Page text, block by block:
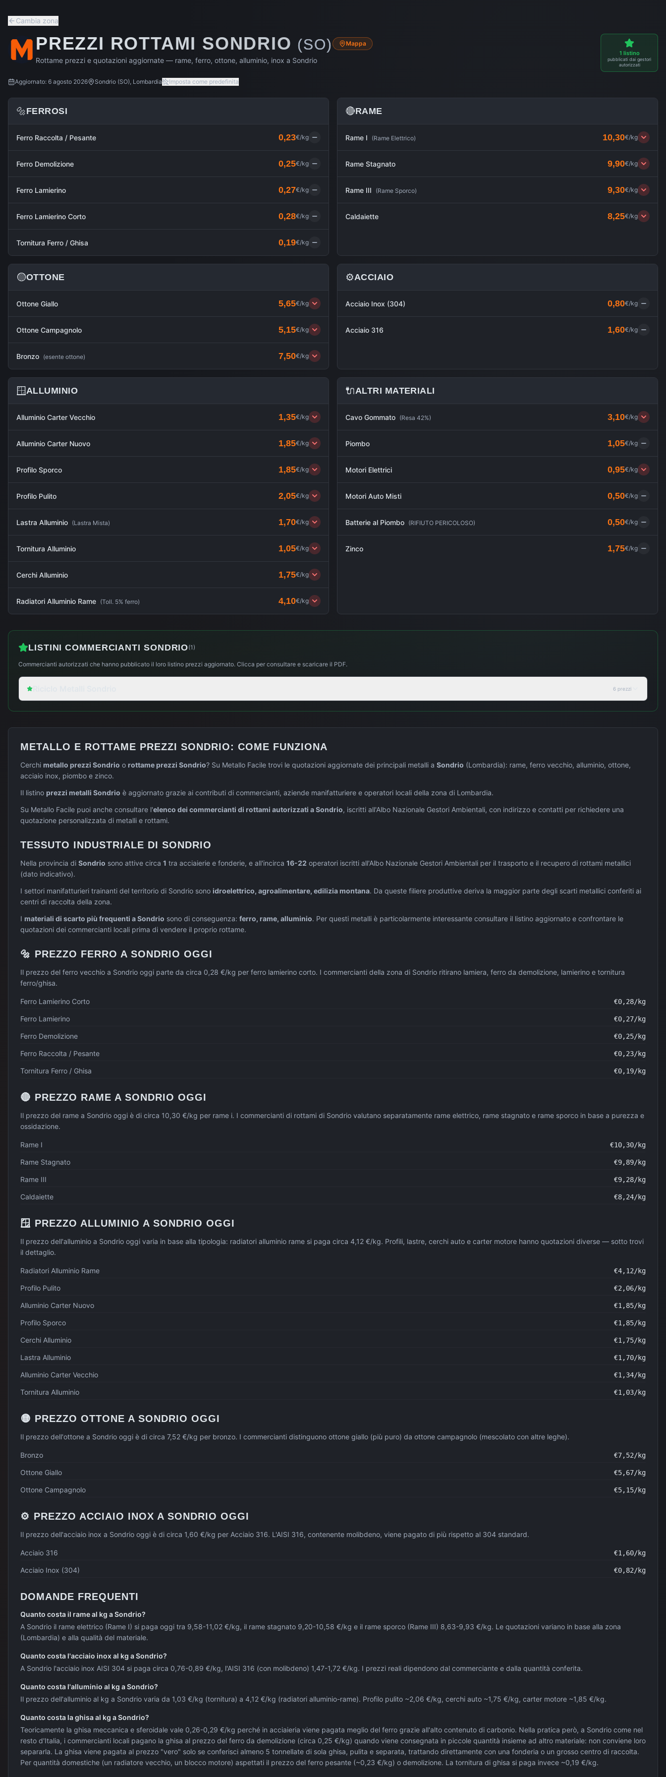
Cambia zona
PREZZI ROTTAMI SONDRIO (SO) Mappa
Rottame prezzi e quotazioni aggiornate — rame, ferro, ottone, alluminio, inox a Sondrio
1 listino
pubblicati dai gestori
autorizzati
Aggiornato: 6 agosto 2026 Sondrio (SO), Lombardia Imposta come predefinita
🔩FERROSI
Ferro Raccolta / Pesante 0,23€/kg
Ferro Demolizione 0,25€/kg
Ferro Lamierino 0,27€/kg
Ferro Lamierino Corto 0,28€/kg
Tornitura Ferro / Ghisa 0,19€/kg
🔴RAME
Rame I (Rame Elettrico) 10,30€/kg
Rame Stagnato 9,90€/kg
Rame III (Rame Sporco) 9,30€/kg
Caldaiette 8,25€/kg
🟡OTTONE
Ottone Giallo 5,65€/kg
Ottone Campagnolo 5,15€/kg
Bronzo (esente ottone) 7,50€/kg
⚙️ACCIAIO
Acciaio Inox (304) 0,80€/kg
Acciaio 316 1,60€/kg
🪟ALLUMINIO
Alluminio Carter Vecchio 1,35€/kg
Alluminio Carter Nuovo 1,85€/kg
Profilo Sporco 1,85€/kg
Profilo Pulito 2,05€/kg
Lastra Alluminio (Lastra Mista) 1,70€/kg
Tornitura Alluminio 1,05€/kg
Cerchi Alluminio 1,75€/kg
Radiatori Alluminio Rame (Toll. 5% ferro) 4,10€/kg
🔌ALTRI MATERIALI
Cavo Gommato (Resa 42%) 3,10€/kg
Piombo 1,05€/kg
Motori Elettrici 0,95€/kg
Motori Auto Misti 0,50€/kg
Batterie al Piombo (RIFIUTO PERICOLOSO) 0,50€/kg
Zinco 1,75€/kg
LISTINI COMMERCIANTI SONDRIO(1)
Commercianti autorizzati che hanno pubblicato il loro listino prezzi aggiornato. Clicca per consultare e scaricare il PDF.
6 prezzi
METALLO E ROTTAME PREZZI SONDRIO: COME FUNZIONA
Cerchi metallo prezzi Sondrio o rottame prezzi Sondrio? Su Metallo Facile trovi le quotazioni aggiornate dei principali metalli a Sondrio (Lombardia): rame, ferro vecchio, alluminio, ottone,
acciaio inox, piombo e zinco.
Il listino prezzi metalli Sondrio è aggiornato grazie ai contributi di commercianti, aziende manifatturiere e operatori locali della zona di Lombardia.
Su Metallo Facile puoi anche consultare l'elenco dei commercianti di rottami autorizzati aSondrio, iscritti all'Albo Nazionale Gestori Ambientali, con indirizzo e contatti per richiedere una
quotazione personalizzata di metalli e rottami.
TESSUTO INDUSTRIALE DI SONDRIO
Nella provincia di Sondrio sono attive circa 1 tra acciaierie e fonderie, e all'incirca 16-22 operatori iscritti all'Albo Nazionale Gestori Ambientali per il trasporto e il recupero di rottami metallici
(dato indicativo).
I settori manifatturieri trainanti del territorio di Sondrio sono idroelettrico, agroalimentare, edilizia montana. Da queste filiere produttive deriva la maggior parte degli scarti metallici conferiti ai
centri di raccolta della zona.
I materiali di scarto più frequenti aSondrio sono di conseguenza: ferro, rame, alluminio. Per questi metalli è particolarmente interessante consultare il listino aggiornato e confrontare le
quotazioni dei commercianti locali prima di vendere il proprio rottame.
🔩 PREZZO FERRO A SONDRIO OGGI
Il prezzo del ferro vecchio a Sondrio oggi parte da circa 0,28 €/kg per ferro lamierino corto. I commercianti della zona di Sondrio ritirano lamiera, ferro da demolizione, lamierino e tornitura
ferro/ghisa.
Ferro Lamierino Corto €0,28/kg
Ferro Lamierino €0,27/kg
Ferro Demolizione €0,25/kg
Ferro Raccolta / Pesante €0,23/kg
Tornitura Ferro / Ghisa €0,19/kg
🔴 PREZZO RAME A SONDRIO OGGI
Il prezzo del rame a Sondrio oggi è di circa 10,30 €/kg per rame i. I commercianti di rottami di Sondrio valutano separatamente rame elettrico, rame stagnato e rame sporco in base a purezza e
ossidazione.
Rame I €10,30/kg
Rame Stagnato €9,89/kg
Rame III €9,28/kg
Caldaiette €8,24/kg
🪟 PREZZO ALLUMINIO A SONDRIO OGGI
Il prezzo dell'alluminio a Sondrio oggi varia in base alla tipologia: radiatori alluminio rame si paga circa 4,12 €/kg. Profili, lastre, cerchi auto e carter motore hanno quotazioni diverse — sotto trovi
il dettaglio.
Radiatori Alluminio Rame €4,12/kg
Profilo Pulito €2,06/kg
Alluminio Carter Nuovo €1,85/kg
Profilo Sporco €1,85/kg
Cerchi Alluminio €1,75/kg
Lastra Alluminio €1,70/kg
Alluminio Carter Vecchio €1,34/kg
Tornitura Alluminio €1,03/kg
🟡 PREZZO OTTONE A SONDRIO OGGI
Il prezzo dell'ottone a Sondrio oggi è di circa 7,52 €/kg per bronzo. I commercianti distinguono ottone giallo (più puro) da ottone campagnolo (mescolato con altre leghe).
Bronzo €7,52/kg
Ottone Giallo €5,67/kg
Ottone Campagnolo €5,15/kg
⚙️ PREZZO ACCIAIO INOX A SONDRIO OGGI
Il prezzo dell'acciaio inox a Sondrio oggi è di circa 1,60 €/kg per Acciaio 316. L'AISI 316, contenente molibdeno, viene pagato di più rispetto al 304 standard.
Acciaio 316 €1,60/kg
Acciaio Inox (304) €0,82/kg
DOMANDE FREQUENTI
Quanto costa il rame al kg a Sondrio?
A Sondrio il rame elettrico (Rame I) si paga oggi tra 9,58-11,02 €/kg, il rame stagnato 9,20-10,58 €/kg e il rame sporco (Rame III) 8,63-9,93 €/kg. Le quotazioni variano in base alla zona
(Lombardia) e alla qualità del materiale.
Quanto costa l'acciaio inox al kg a Sondrio?
A Sondrio l'acciaio inox AISI 304 si paga circa 0,76-0,89 €/kg, l'AISI 316 (con molibdeno) 1,47-1,72 €/kg. I prezzi reali dipendono dal commerciante e dalla quantità conferita.
Quanto costa l'alluminio al kg a Sondrio?
Il prezzo dell'alluminio al kg a Sondrio varia da 1,03 €/kg (tornitura) a 4,12 €/kg (radiatori alluminio-rame). Profilo pulito ~2,06 €/kg, cerchi auto ~1,75 €/kg, carter motore ~1,85 €/kg.
Quanto costa la ghisa al kg a Sondrio?
Teoricamente la ghisa meccanica e sferoidale vale 0,26-0,29 €/kg perché in acciaieria viene pagata meglio del ferro grazie all'alto contenuto di carbonio. Nella pratica però, a Sondrio come nel
resto d'Italia, i commercianti locali pagano la ghisa al prezzo del ferro da demolizione (circa 0,25 €/kg) quando viene consegnata in piccole quantità insieme ad altro materiale: non conviene loro
separarla. La ghisa viene pagata al prezzo "vero" solo se conferisci almeno 5 tonnellate di sola ghisa, pulita e separata, trattando direttamente con una fonderia o un grosso centro di raccolta.
Per quantità domestiche (un radiatore vecchio, un blocco motore) aspettati il prezzo del ferro pesante (~0,23 €/kg) o demolizione. La tornitura di ghisa si paga invece ~0,19 €/kg.